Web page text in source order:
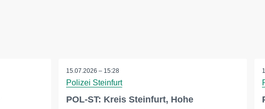
15.07.2026 – 15:28
Polizei Steinfurt
POL-ST: Kreis Steinfurt, Hohe